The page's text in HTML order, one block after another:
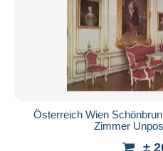
Österreich Wien
Zimmer
±